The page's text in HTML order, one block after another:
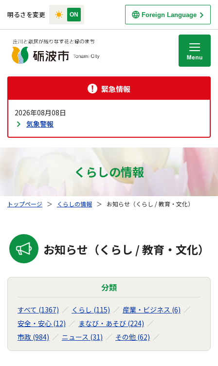
明るさを変更 Foreign Language
緊急情報
2026年08月08日
気象警報
くらしの情報
トップページ ＞ くらしの情報 ＞ お知らせ（くらし / 教育・文化）
お知らせ（くらし / 教育・文化）
分類
すべて (1367) くらし (115)
産業・ビジネス (6)
安全・安心 (12)
まなび・あそび (224)
市政 (984)
ニュース (31) その他 (62)